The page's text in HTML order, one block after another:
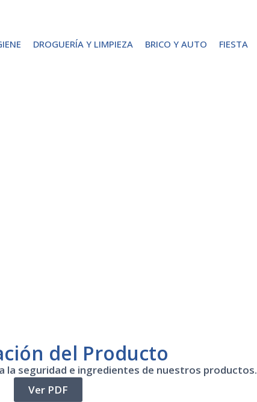
DROGUERÍA Y LIMPIEZA BRICO Y AUTO FIESTA
del Producto
la seguridad e ingredientes de nuestros productos.
Ver PDF